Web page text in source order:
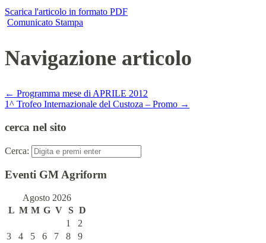
Scarica l'articolo in formato PDF
Comunicato Stampa
Navigazione articolo
← Programma mese di APRILE 2012
1^ Trofeo Internazionale del Custoza – Promo →
cerca nel sito
Cerca:
Eventi GM Agriform
Agosto 2026
L M M G V S D
1
2
3
4 5 6 7 8
9